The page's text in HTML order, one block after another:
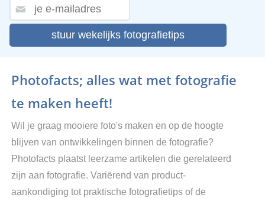
stuur wekelijks fotografietips
Photofacts; alles wat met fotografie
te maken heeft!
Wil je graag mooiere foto's maken en op de hoogte
blijven van ontwikkelingen binnen de fotografie?
Photofacts plaatst leerzame artikelen die gerelateerd
zijn aan fotografie. Variërend van product-
aankondiging tot praktische fotografietips of de